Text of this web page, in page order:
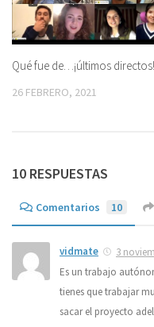
Qué fue de…¡últimos directos!
26 FEBRERO, 2021
10 RESPUESTAS
Comentarios 10
vidmate
3
Es un trabajo
tienes que trabajar
sacar el proyecto